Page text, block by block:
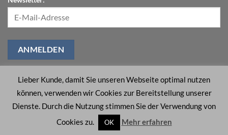
DATENSCHUTZRICHTLINIEN
BARRIEREFREIHEIT
Copyright 2026 © FOREVER GmbH
Lieber Kunde, damit Sie unseren Webseite optimal nutzen
können, verwenden wir Cookies zur Bereitstellung unserer
Dienste. Durch die Nutzung stimmen Sie der Verwendung von
Cookies zu.
OK Mehr erfahren